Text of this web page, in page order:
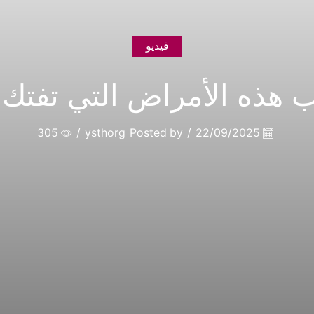
فيديو
هذه الأمراض التي تفتك
/
Posted by
ysthorg
/
305